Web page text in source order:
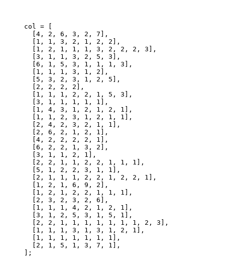
col =
4 , 2 , 6 , 3 , 2 , 7
,
1 , 1 , 3 , 2 , 1 , 2 , 2
,
1 , 2 , 1 , 1 , 1 , 3 , 2 , 2 , 2 , 3
,
3 , 1 , 1 , 3 , 2 , 5 , 3
,
6 , 1 , 5 , 3 , 1 , 1 , 1 , 3
,
1 , 1 , 1 , 3 , 1 , 2
,
5 , 3 , 2 , 3 , 1 , 2 , 5
,
2 , 2 , 2 , 2
,
1 , 1 , 1 , 2 , 2 , 1 , 5 , 3
,
3 , 1 , 1 , 1 , 1 , 1
,
1 , 4 , 3 , 1 , 2 , 1 , 2 , 1
,
1 , 1 , 2 , 3 , 1 , 2 , 1 , 1
,
2 , 4 , 2 , 3 , 2 , 1 , 1
,
2 , 6 , 2 , 1 , 2 , 1
,
4 , 2 , 2 , 2 , 2 , 1
,
6 , 2 , 2 , 1 , 3 , 2
,
3 , 1 , 1 , 2 , 1
,
2 , 2 , 1 , 1 , 2 , 2 , 1 , 1 , 1
,
5 , 1 , 2 , 2 , 3 , 1 , 1
,
2 , 1 , 1 , 1 , 2 , 2 , 1 , 2 , 2 , 1
,
1 , 2 , 1 , 6 , 9 , 2
,
1 , 2 , 1 , 2 , 2 , 1 , 1 , 1
,
2 , 3 , 2 , 3 , 2 , 6
,
1 , 1 , 1 , 4 , 2 , 1 , 2 , 1
,
3 , 1 , 2 , 5 , 3 , 1 , 5 , 1
,
2 , 2 , 1 , 1 , 1 , 1 , 1 , 1 , 1 , 2 , 3
,
1 , 1 , 1 , 3 , 1 , 3 , 1 , 2 , 1
,
1 , 1 , 1 , 1 , 1 , 1 , 1
,
2 , 1 , 5 , 1 , 3 , 7 , 1
,
;